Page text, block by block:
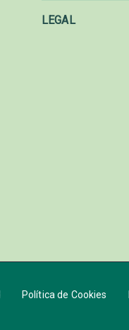
LEGAL
Política de Cookies